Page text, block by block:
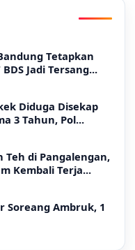
Tetapkan
Jadi Tersang...
Diduga Disekap
3 Tahun, Pol...
Teh di Pangalengan,
Kembali Terja...
Soreang Ambruk, 1